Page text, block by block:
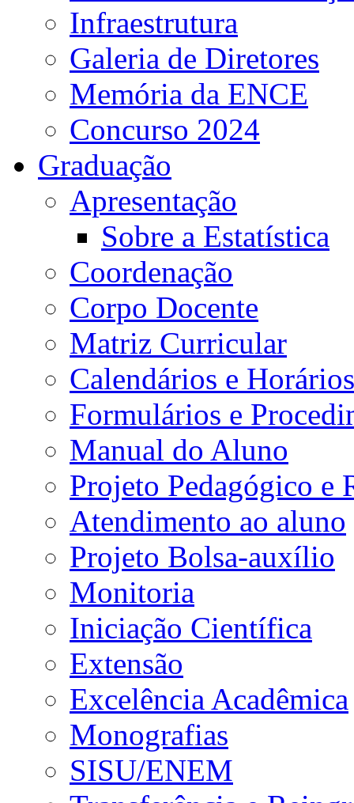
Infraestrutura
Galeria de Diretores
Memória da ENCE
Concurso 2024
Graduação
Apresentação
Sobre a Estatística
Coordenação
Corpo Docente
Matriz Curricular
Calendários e Horários
Formulários e
Manual do Aluno
Projeto Pedagógico e
Atendimento ao aluno
Projeto Bolsa-auxílio
Monitoria
Iniciação Científica
Extensão
Excelência Acadêmica
Monografias
SISU/ENEM